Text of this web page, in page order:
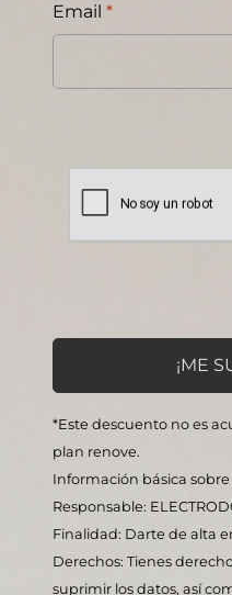
Email *
*Este descuento no es
plan renove.
Información básica
Responsable:
Finalidad: Darte de alta
Derechos: Tienes
suprimir los datos, así